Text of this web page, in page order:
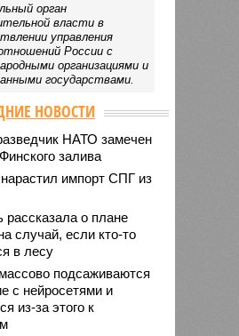
орган
власти в
управления
России с
организациями и
государствами.
НОВОСТИ
НАТО замечен
залива
импорт СПГ из
рассказала о плане
случай, если кто-то
в лесу
подсаживаются
с нейросетями и
из-за этого к